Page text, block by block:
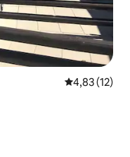
Évaluation
4,83 (12)